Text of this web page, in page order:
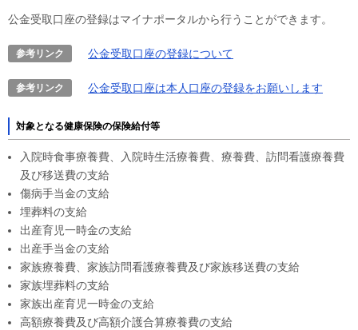
公金受取口座の登録はマイナポータルから行うことができます。
参考リンク 公金受取口座の登録について
参考リンク 公金受取口座は本人口座の登録をお願いします
対象となる健康保険の保険給付等
入院時食事療養費、入院時生活療養費、療養費、訪問看護療養費
及び移送費の支給
傷病手当金の支給
埋葬料の支給
出産育児一時金の支給
出産手当金の支給
家族療養費、家族訪問看護療養費及び家族移送費の支給
家族埋葬料の支給
家族出産育児一時金の支給
高額療養費及び高額介護合算療養費の支給